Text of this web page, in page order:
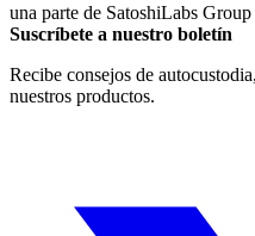
una parte de SatoshiLabs Group
Suscríbete a nuestro boletín
Recibe consejos de
nuestros productos.